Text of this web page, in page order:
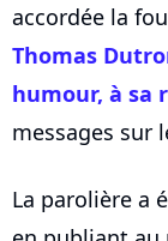
accordée la
Thomas
humour, à sa
messages sur
La parolière a